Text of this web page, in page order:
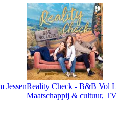
JessenReality Check - B&B Vol
Maatschappij & cultuur,